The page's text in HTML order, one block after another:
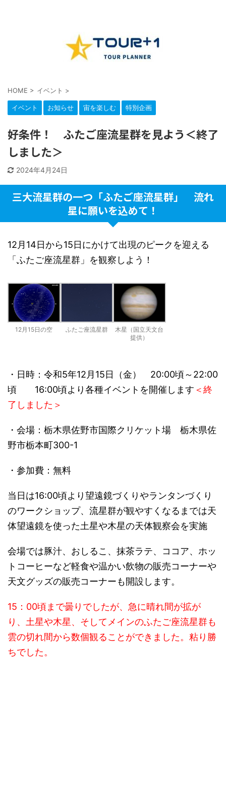
HOME > イベント >
イベント お知らせ 宙を楽しむ 特別企画
好条件！ ふたご座流星群を見よう＜終了
しました＞
2024年4月24日
三大流星群の一つ「ふたご座流星群」 流れ
星に願いを込めて！
12月14日から15日にかけて出現のピークを迎える
「ふたご座流星群」を観察しよう！
12月15日の空 ふたご座流星群
木星（国立天文台
提供）
・日時：令和5年12月15日（金） 20:00頃～22:00
頃 16:00頃より各種イベントを開催します ＜終
了しました＞
・会場：栃木県佐野市国際クリケット場 栃木県佐
野市栃本町300-1
・参加費：無料
当日は16:00頃より望遠鏡づくりやランタンづくり
のワークショップ、流星群が観やすくなるまでは天
体望遠鏡を使った土星や木星の天体観察会を実施
会場では豚汁、おしるこ、抹茶ラテ、ココア、ホッ
トコーヒーなど軽食や温かい飲物の販売コーナーや
天文グッズの販売コーナーも開設します。
15：00頃まで曇りでしたが、急に晴れ間が拡が
り、土星や木星、そしてメインのふたご座流星群も
雲の切れ間から数個観ることができました。粘り勝
ちでした。